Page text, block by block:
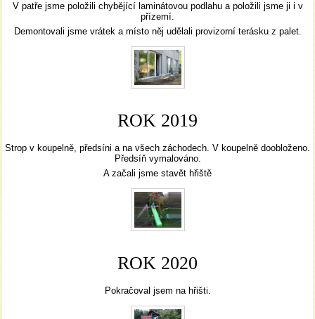
V patře jsme položili chybějící laminátovou podlahu a položili jsme ji i v
přízemí.
Demontovali jsme vrátek a místo něj udělali provizorní terásku z palet.
ROK 2019
Strop v koupelně, předsíni a na všech záchodech. V koupelně doobloženo.
Předsíň vymalováno.
A začali jsme stavět hřiště
ROK 2020
Pokračoval jsem na hřišti.